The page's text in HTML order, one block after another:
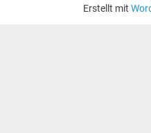
Erstellt mit